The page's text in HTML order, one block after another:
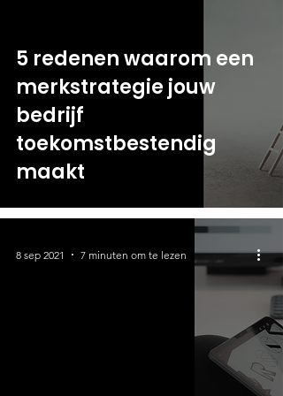
5 redenen waarom een
merkstrategie jouw
bedrijf
toekomstbestendig
maakt
8 sep 2021 7 minuten om te lezen